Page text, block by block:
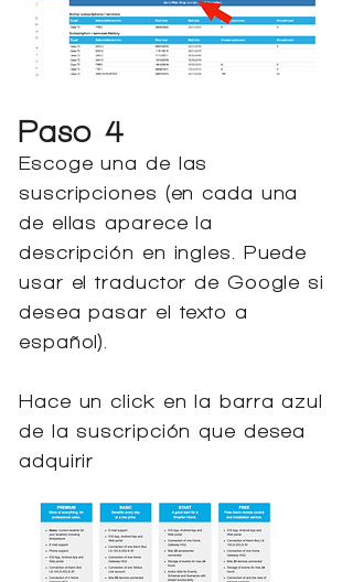
Paso 4
Escoge una de las
suscripciones (en cada una
de ellas aparece la
descripción en ingles. Puede
usar el traductor de Google si
desea pasar el texto a
español).
Hace un click en la barra azul
de la suscripción que desea
adquirir